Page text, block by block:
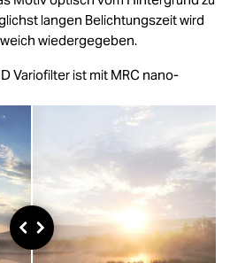
langen Belichtungszeit wird
wiedergegeben.
Variofilter ist mit MRC nano-